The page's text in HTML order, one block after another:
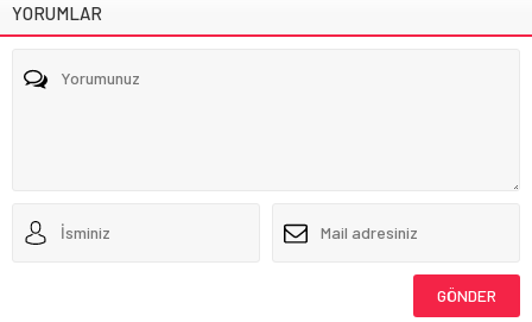
YORUMLAR